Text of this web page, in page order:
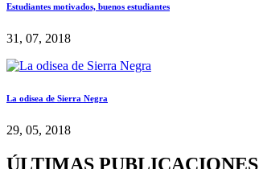
Estudiantes motivados, buenos estudiantes
31, 07, 2018
La odisea de Sierra Negra
29, 05, 2018
ÚLTIMAS PUBLICACIONES